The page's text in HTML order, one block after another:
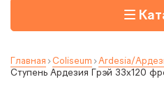
Главная Coliseum Ardesia/
Ступень Ардезия Грэй 33x120